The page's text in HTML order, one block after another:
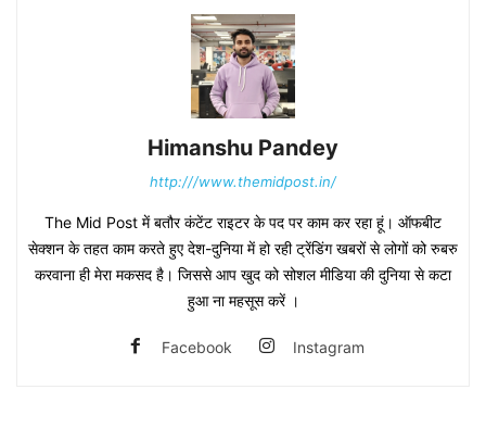
Himanshu Pandey
http:///www.themidpost.in/
The Mid Post में बतौर कंटेंट राइटर के पद पर काम कर रहा हूं। ऑफबीट
सेक्शन के तहत काम करते हुए देश-दुनिया में हो रही ट्रेंडिंग खबरों से लोगों को रुबरु
करवाना ही मेरा मकसद है। जिससे आप खुद को सोशल मीडिया की दुनिया से कटा
हुआ ना महसूस करें ।
Facebook Instagram